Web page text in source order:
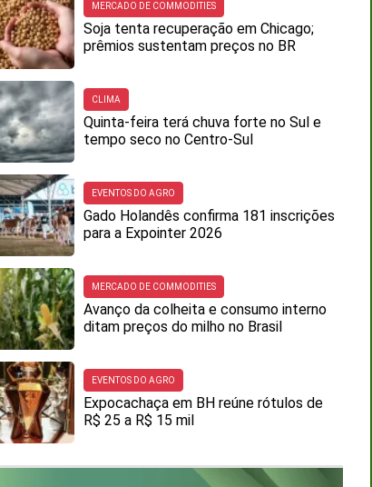
MERCADO DE COMMODITIES
Soja tenta recuperação em Chicago;
prêmios sustentam preços no BR
CLIMA
Quinta-feira terá chuva forte no Sul e
tempo seco no Centro-Sul
EVENTOS DO AGRO
Gado Holandês confirma 181 inscrições
para a Expointer 2026
MERCADO DE COMMODITIES
Avanço da colheita e consumo interno
ditam preços do milho no Brasil
EVENTOS DO AGRO
Expocachaça em BH reúne rótulos de
R$ 25 a R$ 15 mil